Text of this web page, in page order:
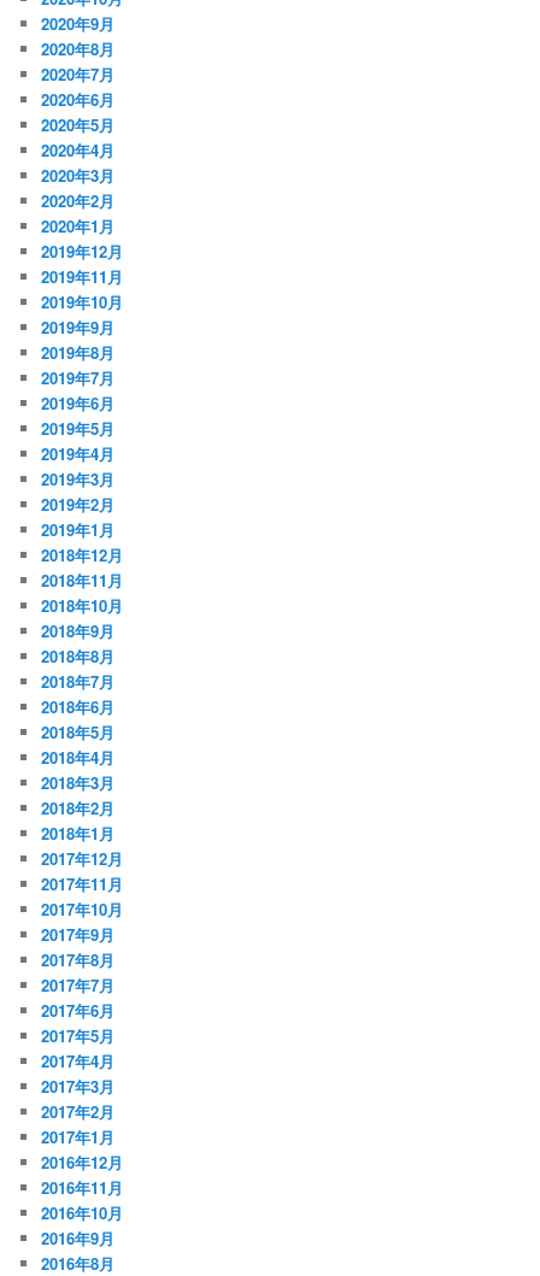
2020年9月
2020年8月
2020年7月
2020年6月
2020年5月
2020年4月
2020年3月
2020年2月
2020年1月
2019年12月
2019年11月
2019年10月
2019年9月
2019年8月
2019年7月
2019年6月
2019年5月
2019年4月
2019年3月
2019年2月
2019年1月
2018年12月
2018年11月
2018年10月
2018年9月
2018年8月
2018年7月
2018年6月
2018年5月
2018年4月
2018年3月
2018年2月
2018年1月
2017年12月
2017年11月
2017年10月
2017年9月
2017年8月
2017年7月
2017年6月
2017年5月
2017年4月
2017年3月
2017年2月
2017年1月
2016年12月
2016年11月
2016年10月
2016年9月
2016年8月